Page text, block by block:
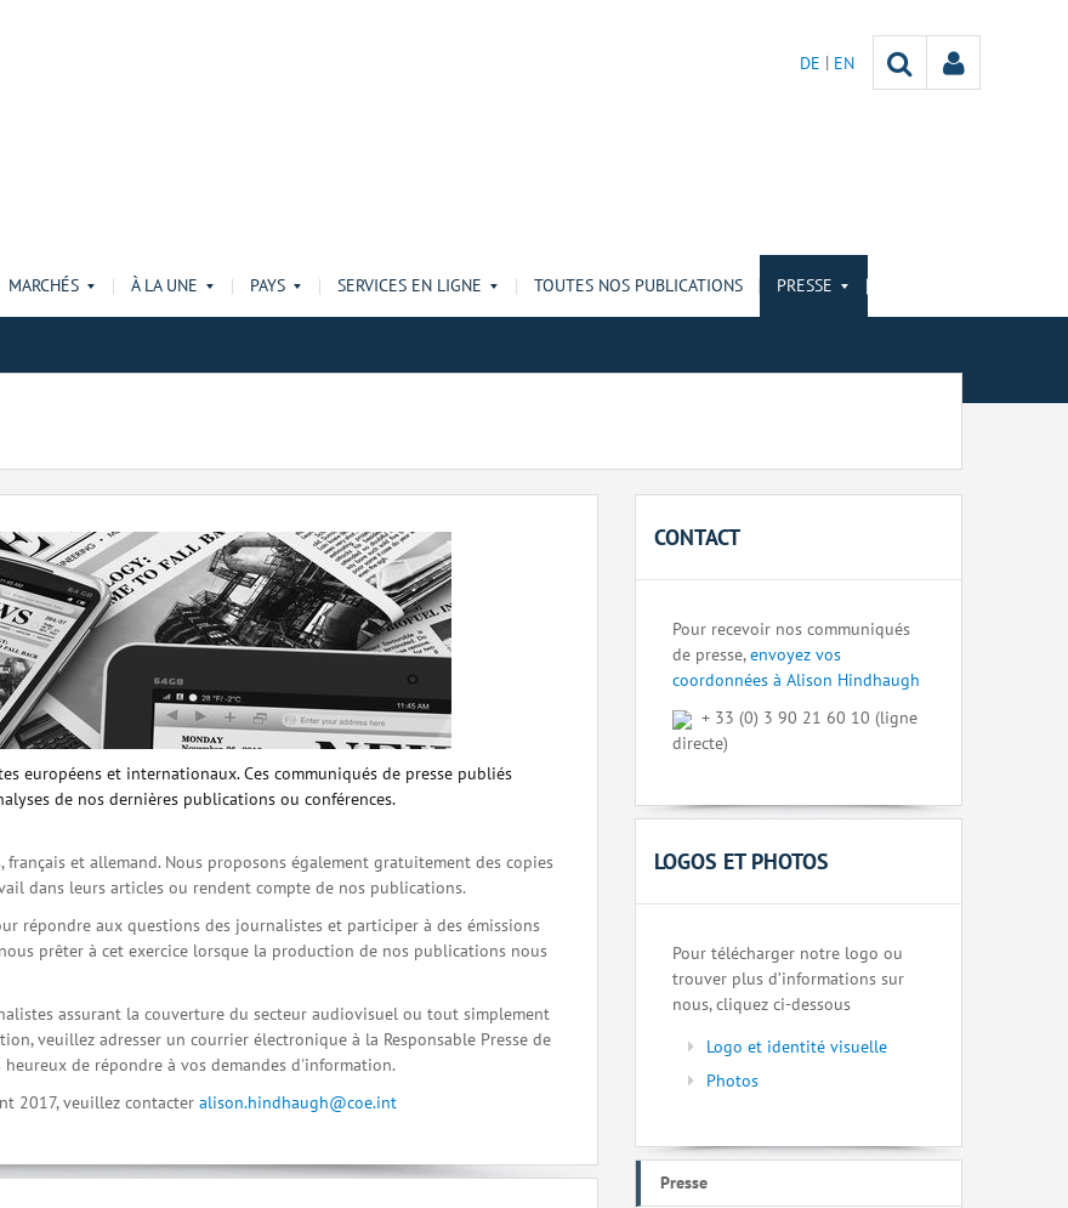
DE EN
MARCHÉS À LA UNE PAYS SERVICES EN LIGNE TOUTES NOS PUBLICATIONS PRESSE
européens et internationaux. Ces communiqués de presse publiés
de nos dernières publications ou conférences.
et allemand. Nous proposons également gratuitement des copies
dans leurs articles ou rendent compte de nos publications.
répondre aux questions des journalistes et participer à des émissions
prêter à cet exercice lorsque la production de nos publications nous
assurant la couverture du secteur audiovisuel ou tout simplement
veuillez adresser un courrier électronique à la Responsable Presse de
de répondre à vos demandes d'information.
2017, veuillez contacter alison.hindhaugh@coe.int
CONTACT
Pour recevoir nos communiqués
de presse,envoyez vos
coordonnées à Alison Hindhaugh
+ 33 (0) 3 90 21 60 10 (ligne
directe)
LOGOS ET PHOTOS
Pour télécharger notre logo ou
trouver plus d’informations sur
nous, cliquez ci-dessous
Logo et identité visuelle
Photos
Presse